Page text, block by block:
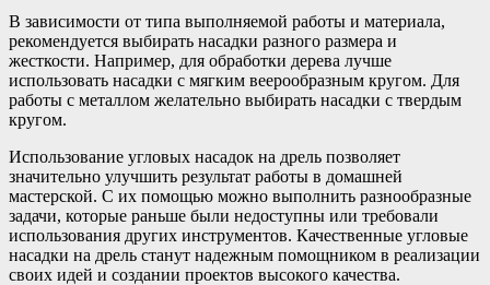
В зависимости от типа выполняемой работы и материала,
рекомендуется выбирать насадки разного размера и
жесткости. Например, для обработки дерева лучше
использовать насадки с мягким веерообразным кругом. Для
работы с металлом желательно выбирать насадки с твердым
кругом.
Использование угловых насадок на дрель позволяет
значительно улучшить результат работы в домашней
мастерской. С их помощью можно выполнить разнообразные
задачи, которые раньше были недоступны или требовали
использования других инструментов. Качественные угловые
насадки на дрель станут надежным помощником в реализации
своих идей и создании проектов высокого качества.